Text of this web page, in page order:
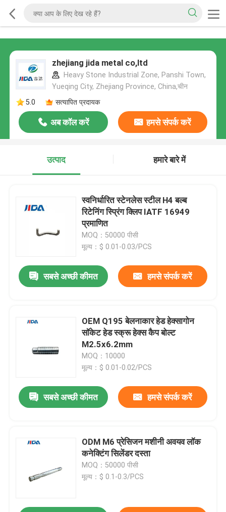
zhejiang jida metal co,ltd
Heavy Stone Industrial Zone, Panshi Town,
Yueqing City, Zhejiang Province, China,चीन
5.0
सत्यापित प्रदायक
अब कॉल करें हमसे संपर्क करें
उत्पाद हमारे बारे में
स्वनिर्धारित स्टेनलेस स्टील H4 बल्ब
रिटेनिंग स्प्रिंग क्लिप IATF 16949
प्रमाणित
MOQ：50000 पीसी
मूल्य：$ 0.01-0.03/PCS
सबसे अच्छी कीमत हमसे संपर्क करें
OEM Q195 बेलनाकार हेड हेक्सागोन
सॉकेट हेड स्क्रू हेक्स कैप बोल्ट
M2.5x6.2mm
MOQ：10000
मूल्य：$ 0.01-0.02/PCS
सबसे अच्छी कीमत हमसे संपर्क करें
ODM M6 प्रेसिजन मशीनी अवयव लॉक
कनेक्टिंग सिलेंडर दस्ता
MOQ：50000 पीसी
मूल्य：$ 0.1-0.3/PCS